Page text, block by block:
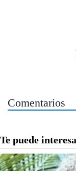
Comentarios